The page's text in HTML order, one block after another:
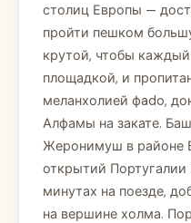
столиц Европы —
пройти пешком
крутой, чтобы
площадкой, и
меланхолией фado,
Алфамы на закате.
Жеронимуш в районе
открытий
минутах на поезде,
на вершине холма.